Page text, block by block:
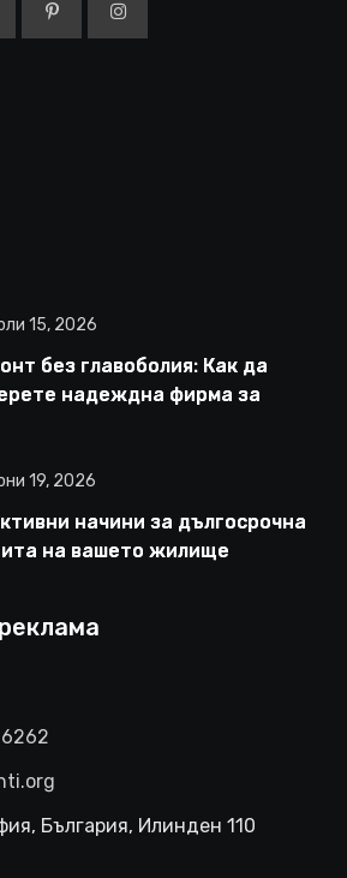
15, 2026
без главоболия: Как да
надеждна фирма за
19, 2026
начини за дългосрочна
на вашето жилище
България, Илинден 110